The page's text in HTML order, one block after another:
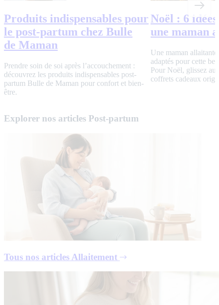
Produits indispensables pour
le post-partum chez Bulle
de Maman
Prendre soin de soi après l’accouchement :
découvrez les produits indispensables post-
partum Bulle de Maman pour confort et bien-
être.
Noël : 6
une maman
Une maman
adaptés pour cette
Pour Noël, glissez au
coffrets cadeaux
Explorer nos articles Post-partum
Tous nos articles Allaitement